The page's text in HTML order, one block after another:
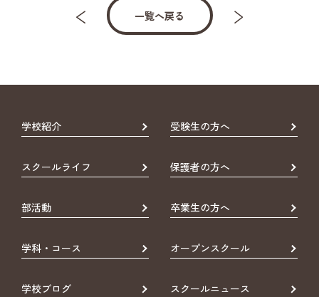
一覧へ戻る
学校紹介 受験生の方へ
スクールライフ 保護者の方へ
部活動 卒業生の方へ
学科・コース オープンスクール
学校ブログ スクールニュース